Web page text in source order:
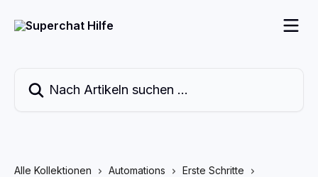
Alle Kollektionen Automations
Erste Schritte